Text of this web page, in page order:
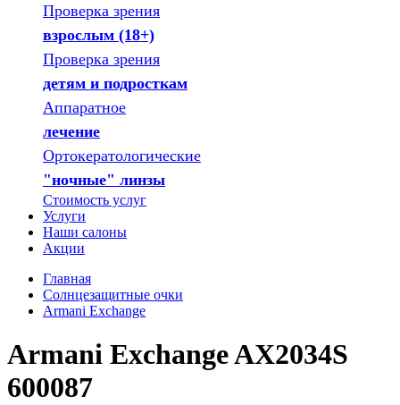
Проверка зрения
взрослым (18+)
Проверка зрения
детям и подросткам
Аппаратное
лечение
Ортокератологические
"ночные" линзы
Стоимость услуг
Услуги
Наши салоны
Акции
Главная
Солнцезащитные очки
Armani Exchange
Armani Exchange AX2034S
600087